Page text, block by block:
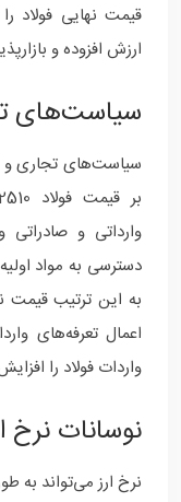
قیمت نهایی فولاد
ارزش افزوده و
سیاست‌های
سیاست‌های تجاری و
وارداتی و
دسترسی به مواد
به این ترتیب قیمت
اعمال تعرفه‌های
واردات فولاد را
نوسانات نرخ
نرخ ارز می‌تواند به